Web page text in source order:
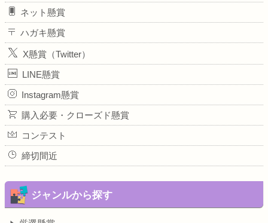
ネット懸賞
ハガキ懸賞
X懸賞（Twitter）
LINE懸賞
Instagram懸賞
購入必要・クローズド懸賞
コンテスト
締切間近
ジャンルから探す